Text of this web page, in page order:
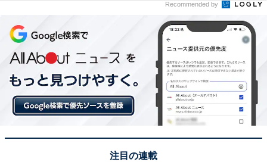
堂々の1位に輝きました。トロッコ電車に揺られて向か
う秘境感は唯一無二の体験です。断崖絶壁を望む露天風
呂からは、ダイナミックなV字谷の絶景を堪能でき、特
に紅葉の季節の美しさは圧巻。大自然のエネルギーを全
身で感じられる特別な温泉体験が支持を集めました。
回答者コメント
「黒部観光とセットで訪れたいから」（40代男性／
Recommended by
注目の連載